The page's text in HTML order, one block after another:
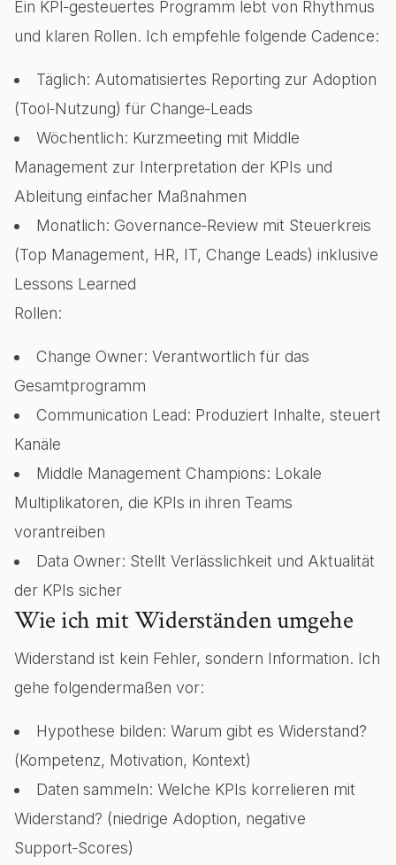
Ein KPI‑gesteuertes Programm lebt von Rhythmus
und klaren Rollen. Ich empfehle folgende Cadence:
Täglich: Automatisiertes Reporting zur Adoption
(Tool‑Nutzung) für Change‑Leads
Wöchentlich: Kurzmeeting mit Middle
Management zur Interpretation der KPIs und
Ableitung einfacher Maßnahmen
Monatlich: Governance‑Review mit Steuerkreis
(Top Management, HR, IT, Change Leads) inklusive
Lessons Learned
Rollen:
Change Owner: Verantwortlich für das
Gesamtprogramm
Communication Lead: Produziert Inhalte, steuert
Kanäle
Middle Management Champions: Lokale
Multiplikatoren, die KPIs in ihren Teams
vorantreiben
Data Owner: Stellt Verlässlichkeit und Aktualität
der KPIs sicher
Wie ich mit Widerständen umgehe
Widerstand ist kein Fehler, sondern Information. Ich
gehe folgendermaßen vor:
Hypothese bilden: Warum gibt es Widerstand?
(Kompetenz, Motivation, Kontext)
Daten sammeln: Welche KPIs korrelieren mit
Widerstand? (niedrige Adoption, negative
Support‑Scores)